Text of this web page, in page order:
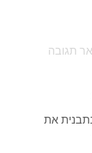
תגובה
את